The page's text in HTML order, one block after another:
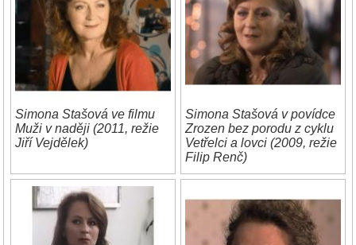
Simona Stašová ve filmu
Muži v naději (2011, režie
Jiří Vejdělek)
Simona Stašová v povídce
Zrozen bez porodu z cyklu
Vetřelci a lovci (2009, režie
Filip Renč)